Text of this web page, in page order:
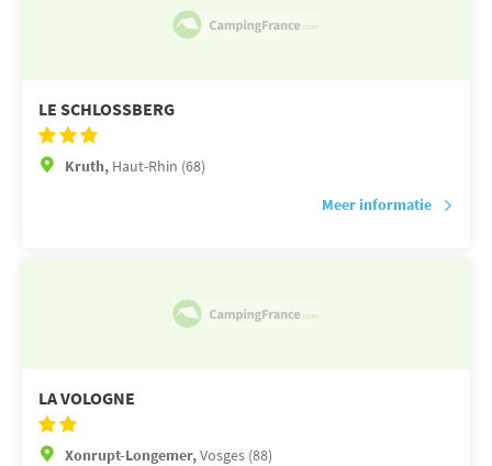
LE SCHLOSSBERG
Kruth, Haut-Rhin (68)
Meer informatie
LA VOLOGNE
Xonrupt-Longemer,Vosges (88)